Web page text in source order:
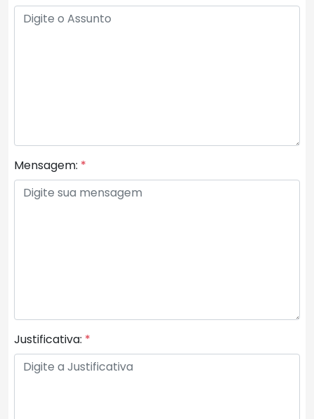
Mensagem: *
Justificativa: *